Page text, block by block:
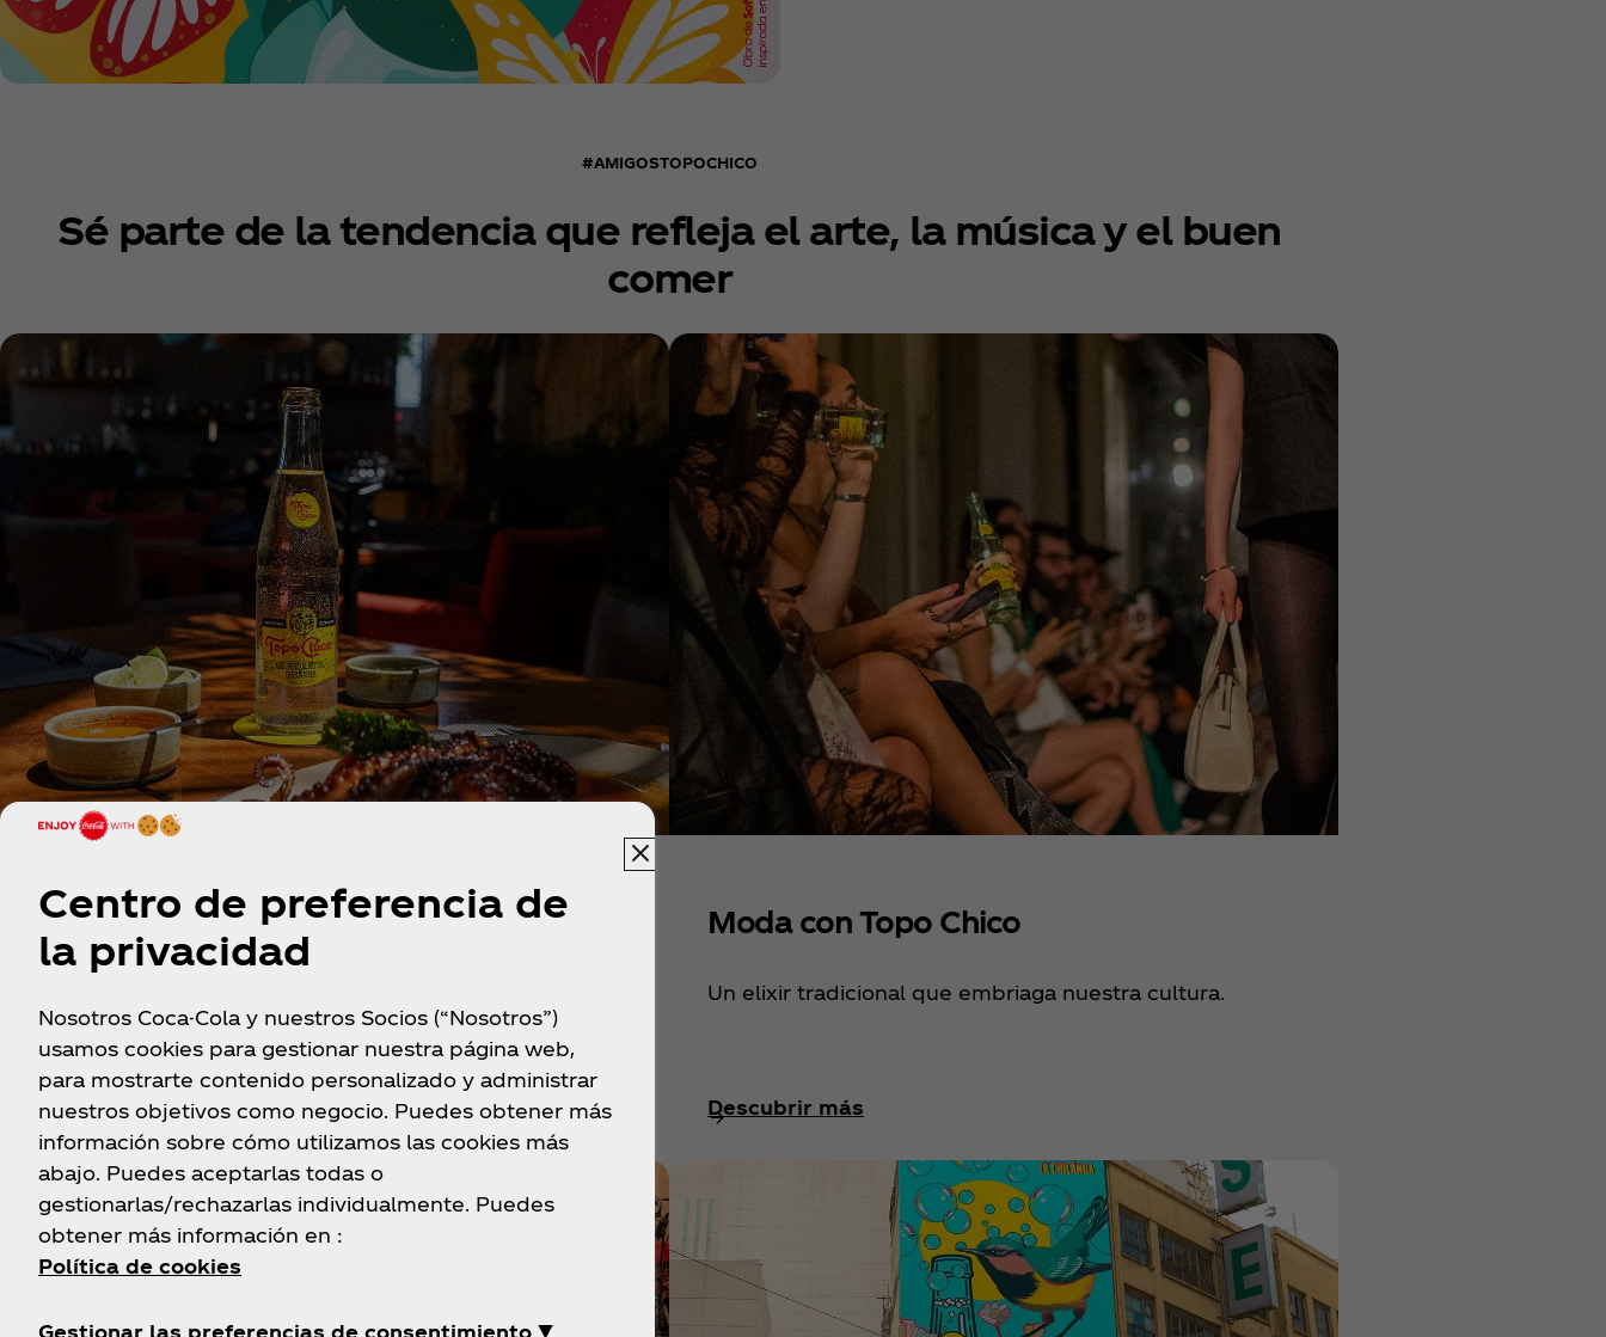
#AMIGOSTOPOCHICO
Sé parte de la tendencia que refleja el arte, la música y el buen
comer
Topo Chico Gastronomía
de los paladares.
Descubrir más
Moda con Topo Chico
Un elixir tradicional que embriaga nuestra cultura.
Descubrir más
Centro de preferencia de
la privacidad
Nosotros Coca-Cola y nuestros Socios (“Nosotros”)
usamos cookies para gestionar nuestra página web,
para mostrarte contenido personalizado y administrar
nuestros objetivos como negocio. Puedes obtener más
información sobre cómo utilizamos las cookies más
abajo. Puedes aceptarlas todas o
gestionarlas/rechazarlas individualmente. Puedes
obtener más información en :
Política de cookies
Gestionar las preferencias de consentimiento ▼